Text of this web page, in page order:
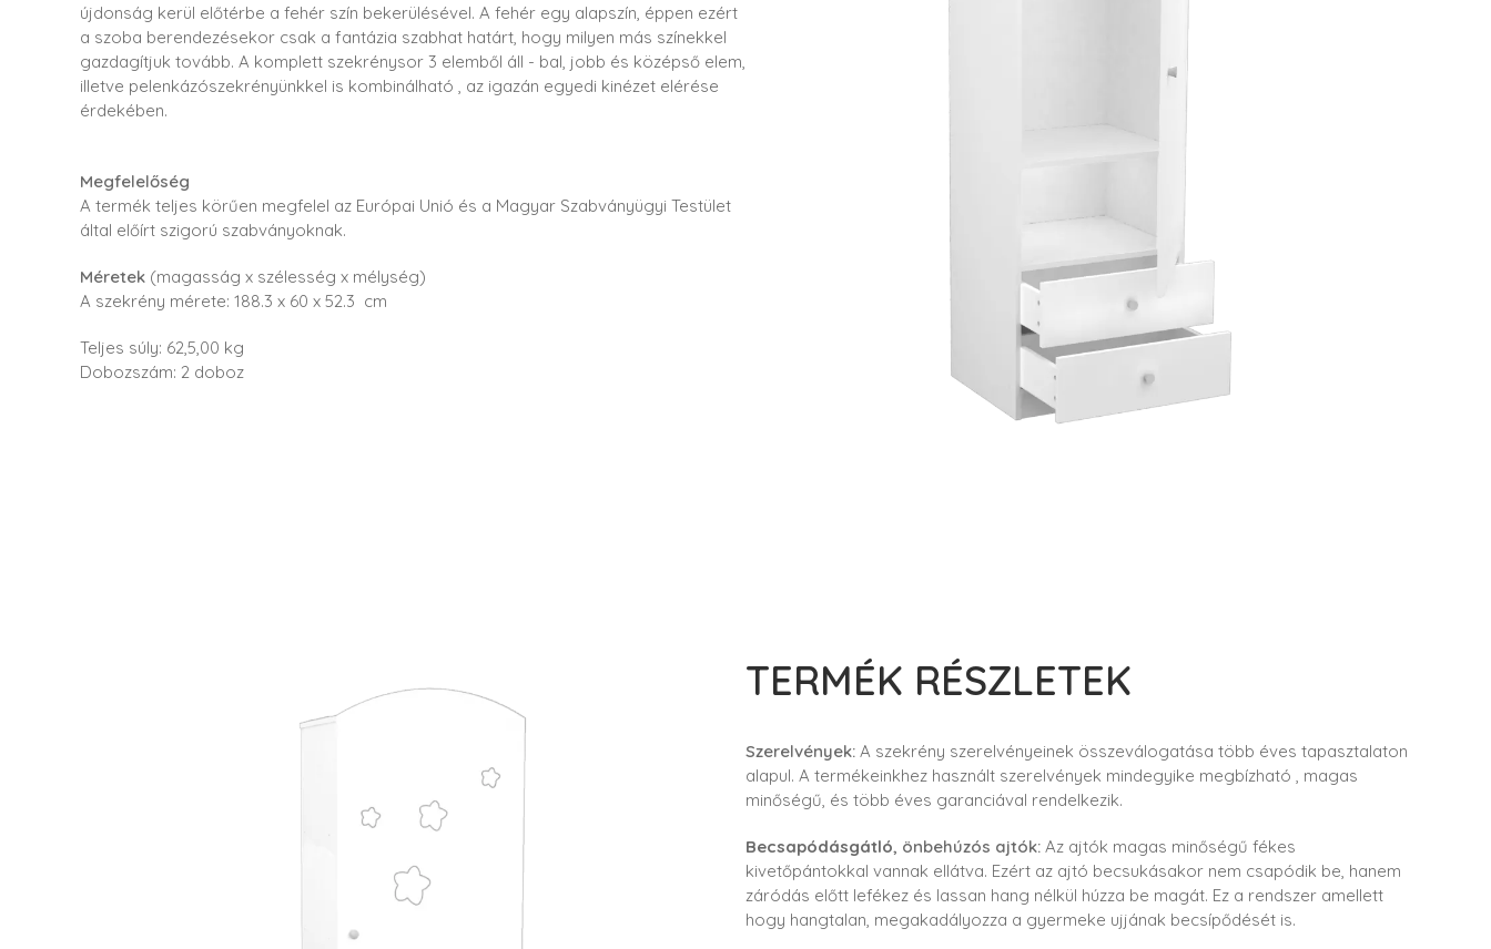
újdonság kerül előtérbe a fehér szín bekerülésével. A fehér egy alapszín, éppen ezért
a szoba berendezésekor csak a fantázia szabhat határt, hogy milyen más színekkel
gazdagítjuk tovább. A komplett szekrénysor 3 elemből áll - bal, jobb és középső elem,
illetve pelenkázószekrényünkkel is kombinálható , az igazán egyedi kinézet elérése
érdekében.
Megfelelőség
A termék teljes körűen megfelel az Európai Unió és a Magyar Szabványügyi Testület
által előírt szigorú szabványoknak.
Méretek (magasság x szélesség x mélység)
A szekrény mérete: 188.3 x 60 x 52.3 cm
Teljes súly: 62,5,00 kg
Dobozszám: 2 doboz
TERMÉK RÉSZLETEK
Szerelvények: A szekrény szerelvényeinek összeválogatása több éves tapasztalaton
alapul. A termékeinkhez használt szerelvények mindegyike megbízható , magas
minőségű, és több éves garanciával rendelkezik.
Becsapódásgátló, önbehúzós ajtók: Az ajtók magas minőségű fékes
kivetőpántokkal vannak ellátva. Ezért az ajtó becsukásakor nem csapódik be, hanem
záródás előtt lefékez és lassan hang nélkül húzza be magát. Ez a rendszer amellett
hogy hangtalan, megakadályozza a gyermeke ujjának becsípődését is.